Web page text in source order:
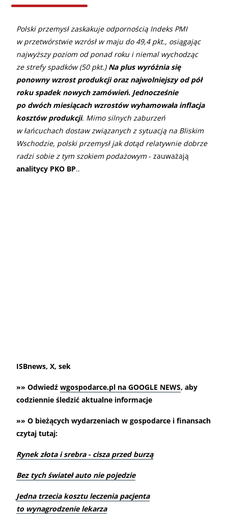
Polski przemysł zaskakuje odpornością Indeks PMI
w przetwórstwie wzrósł w maju do 49,4 pkt., osiągając
najwyższy poziom od ponad roku i niemal wychodząc
ze strefy spadków (50 pkt.) Na plus wyróżnia się
ponowny wzrost produkcji oraz najwolniejszy od pół
roku spadek nowych zamówień. Jednocześnie
po dwóch miesiącach wzrostów wyhamowała inflacja
kosztów produkcji. Mimo silnych zaburzeń
w łańcuchach dostaw związanych z sytuacją na Bliskim
Wschodzie, polski przemysł jak dotąd relatywnie dobrze
radzi sobie z tym szokiem podażowym- zauważają
analitycy PKO BP..
ISBnews, X, sek
»» Odwiedź wgospodarce.pl na GOOGLE NEWS, aby
codziennie śledzić aktualne informacje
»» O bieżących wydarzeniach w gospodarce i finansach
czytaj tutaj:
Rynek złota i srebra - cisza przed burzą
Bez tych świateł auto nie pojedzie
Jedna trzecia kosztu leczenia pacjenta
to wynagrodzenie lekarza